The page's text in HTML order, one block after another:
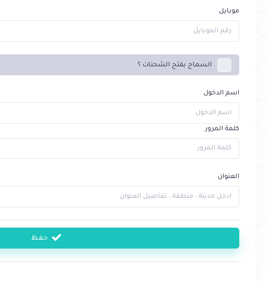
موبايل
السماح بفتح الشحنات ؟
اسم الدخول
كلمة المرور
العنوان
حـفــظ